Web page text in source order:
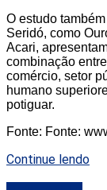
O estudo
Seridó, como
Acari,
combinação
comércio, setor
humano
potiguar.
Fonte: Fonte:
Continue lendo